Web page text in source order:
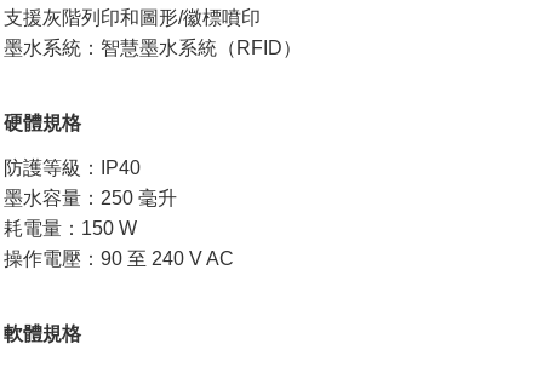
支援灰階列印和圖形/徽標噴印
墨水系統：智慧墨水系統（RFID）
硬體規格
防護等級：IP40
墨水容量：250 毫升
耗電量：150 W
操作電壓：90 至 240 V AC
軟體規格